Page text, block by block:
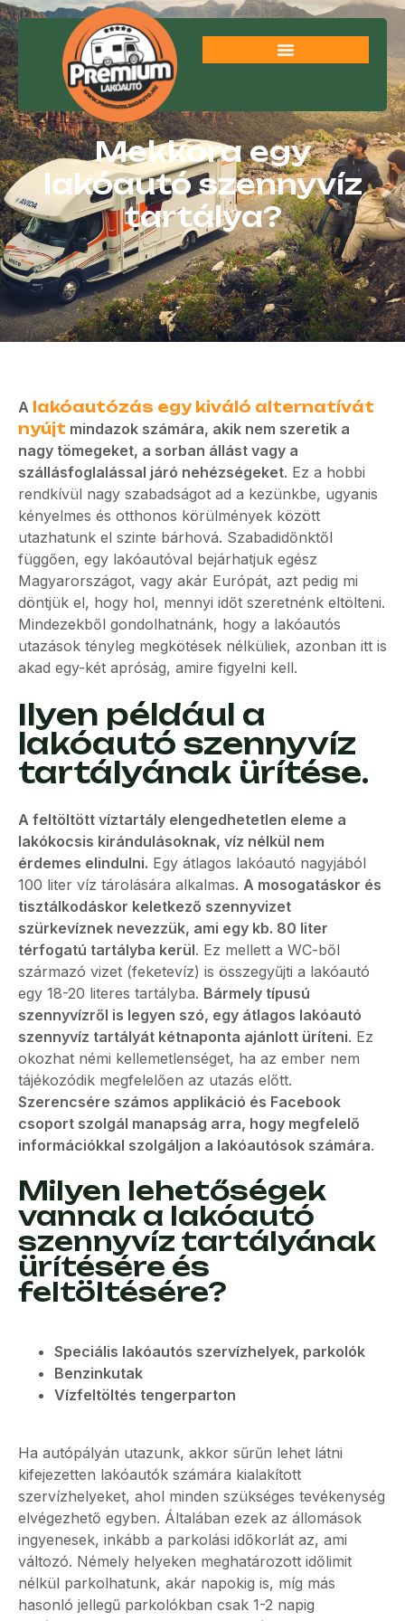
Mekkora egy
lakóautó szennyvíz
tartálya?
A lakóautózás egy kiváló alternatívát
nyújt mindazok számára, akik nem szeretik a
nagy tömegeket, a sorban állást vagy a
szállásfoglalással járó nehézségeket. Ez a hobbi
rendkívül nagy szabadságot ad a kezünkbe, ugyanis
kényelmes és otthonos körülmények között
utazhatunk el szinte bárhová. Szabadidőnktől
függően, egy lakóautóval bejárhatjuk egész
Magyarországot, vagy akár Európát, azt pedig mi
döntjük el, hogy hol, mennyi időt szeretnénk eltölteni.
Mindezekből gondolhatnánk, hogy a lakóautós
utazások tényleg megkötések nélküliek, azonban itt is
akad egy-két apróság, amire figyelni kell.
Ilyen például a
lakóautó szennyvíz
tartályának ürítése.
A feltöltött víztartály elengedhetetlen eleme a
lakókocsis kirándulásoknak, víz nélkül nem
érdemes elindulni. Egy átlagos lakóautó nagyjából
100 liter víz tárolására alkalmas. A mosogatáskor és
tisztálkodáskor keletkező szennyvizet
szürkevíznek nevezzük, ami egy kb. 80 liter
térfogatú tartályba kerül. Ez mellett a WC-ből
származó vizet (feketevíz) is összegyűjti a lakóautó
egy 18-20 literes tartályba. Bármely típusú
szennyvízről is legyen szó, egy átlagos lakóautó
szennyvíz tartályát kétnaponta ajánlott üríteni. Ez
okozhat némi kellemetlenséget, ha az ember nem
tájékozódik megfelelően az utazás előtt.
Szerencsére számos applikáció és Facebook
csoport szolgál manapság arra, hogy megfelelő
információkkal szolgáljon a lakóautósok számára.
Milyen lehetőségek
vannak a lakóautó
szennyvíz tartályának
ürítésére és
feltöltésére?
Speciális lakóautós szervízhelyek, parkolók
Benzinkutak
Vízfeltöltés tengerparton
Ha autópályán utazunk, akkor sűrűn lehet látni
kifejezetten lakóautók számára kialakított
szervízhelyeket, ahol minden szükséges tevékenység
elvégezhető egyben. Általában ezek az állomások
ingyenesek, inkább a parkolási időkorlát az, ami
változó. Némely helyeken meghatározott időlimit
nélkül parkolhatunk, akár napokig is, míg más
hasonló jellegű parkolókban csak 1-2 napig